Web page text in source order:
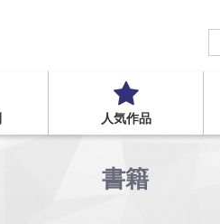
人気作品
書籍